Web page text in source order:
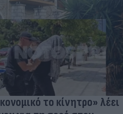
το κίνητρο» λέει